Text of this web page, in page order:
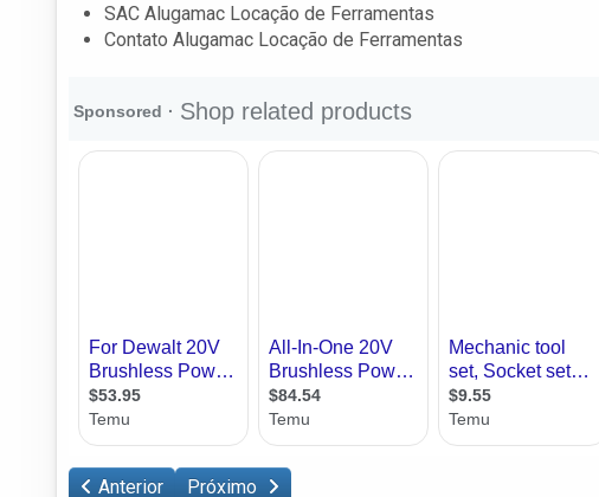
SAC Alugamac Locação de Ferramentas
Contato Alugamac Locação de Ferramentas
Anterior Próximo